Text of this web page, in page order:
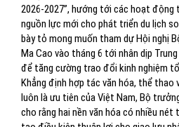
2026-2027”, hướng tới các hoạt
nguồn lực mới cho phát triển du lịch
bày tỏ mong muốn tham dự Hội nghị
Ma Cao vào tháng 6 tới nhân dịp
để tăng cường trao đổi kinh nghiệm
Khẳng định hợp tác văn hóa, thể thao
luôn là ưu tiên của Việt Nam, Bộ
cho rằng hai nền văn hóa có nhiều